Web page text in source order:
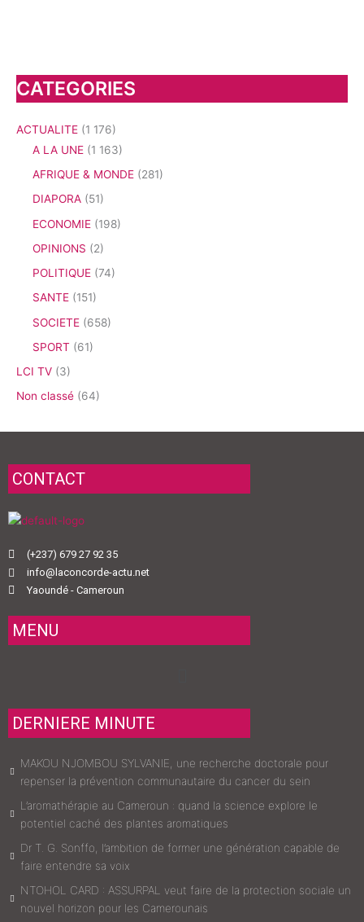
CATEGORIES
ACTUALITE (1 176)
A LA UNE (1 163)
AFRIQUE & MONDE (281)
DIAPORA (51)
ECONOMIE (198)
OPINIONS (2)
POLITIQUE (74)
SANTE (151)
SOCIETE (658)
SPORT (61)
LCI TV (3)
Non classé (64)
CONTACT
(+237) 679 27 92 35
info@laconcorde-actu.net
Yaoundé - Cameroun
MENU
DERNIERE MINUTE
MAKOU NJOMBOU SYLVANIE, une recherche doctorale pour
repenser la prévention communautaire du cancer du sein
L’aromathérapie au Cameroun : quand la science explore le
potentiel caché des plantes aromatiques
Dr T. G. Sonffo, l’ambition de former une génération capable de
faire entendre sa voix
NTOHOL CARD : ASSURPAL veut faire de la protection sociale un
nouvel horizon pour les Camerounais